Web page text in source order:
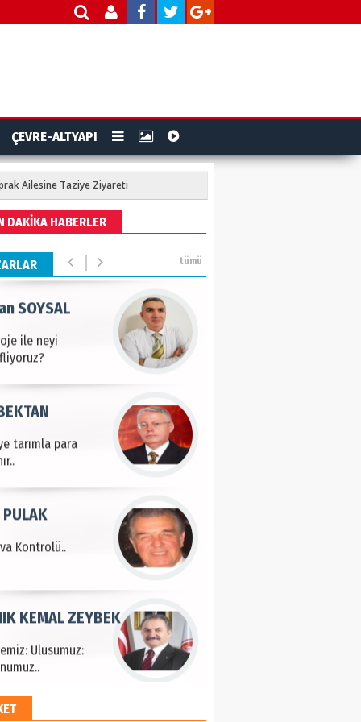
ÇEVRE-ALTYAPI
Ailesine Taziye Ziyareti
DAKİKA HABERLER
tümü
- Sağlık turizminde
KARŞI
KENTLERİ NE
12 Eylül..
TAŞDEMİR
ile neyi
SOYSAL
tarımla para
Kontrolü..
PULAK
Ulusumuz:
KEMAL ZEYBEK
HAYRİ PEKER